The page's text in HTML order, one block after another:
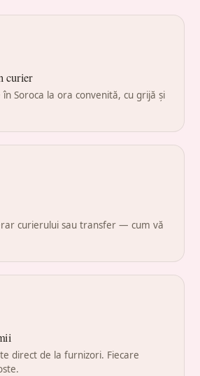
curier
Soroca la ora convenită, cu grijă și
curierului sau transfer — cum vă
direct de la furnizori. Fiecare